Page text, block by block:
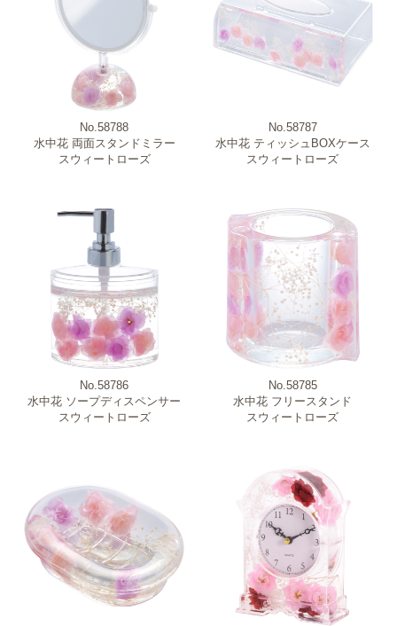
No.58788
水中花 両面スタンドミラー
スウィートローズ
No.58787
水中花 ティッシュBOXケース
スウィートローズ
No.58786
水中花 ソープディスペンサー
スウィートローズ
No.58785
水中花 フリースタンド
スウィートローズ